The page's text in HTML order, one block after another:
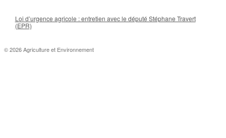
Loi d’urgence agricole : entretien avec le député Stéphane Travert
(EPR)
© 2026 Agriculture et Environnement